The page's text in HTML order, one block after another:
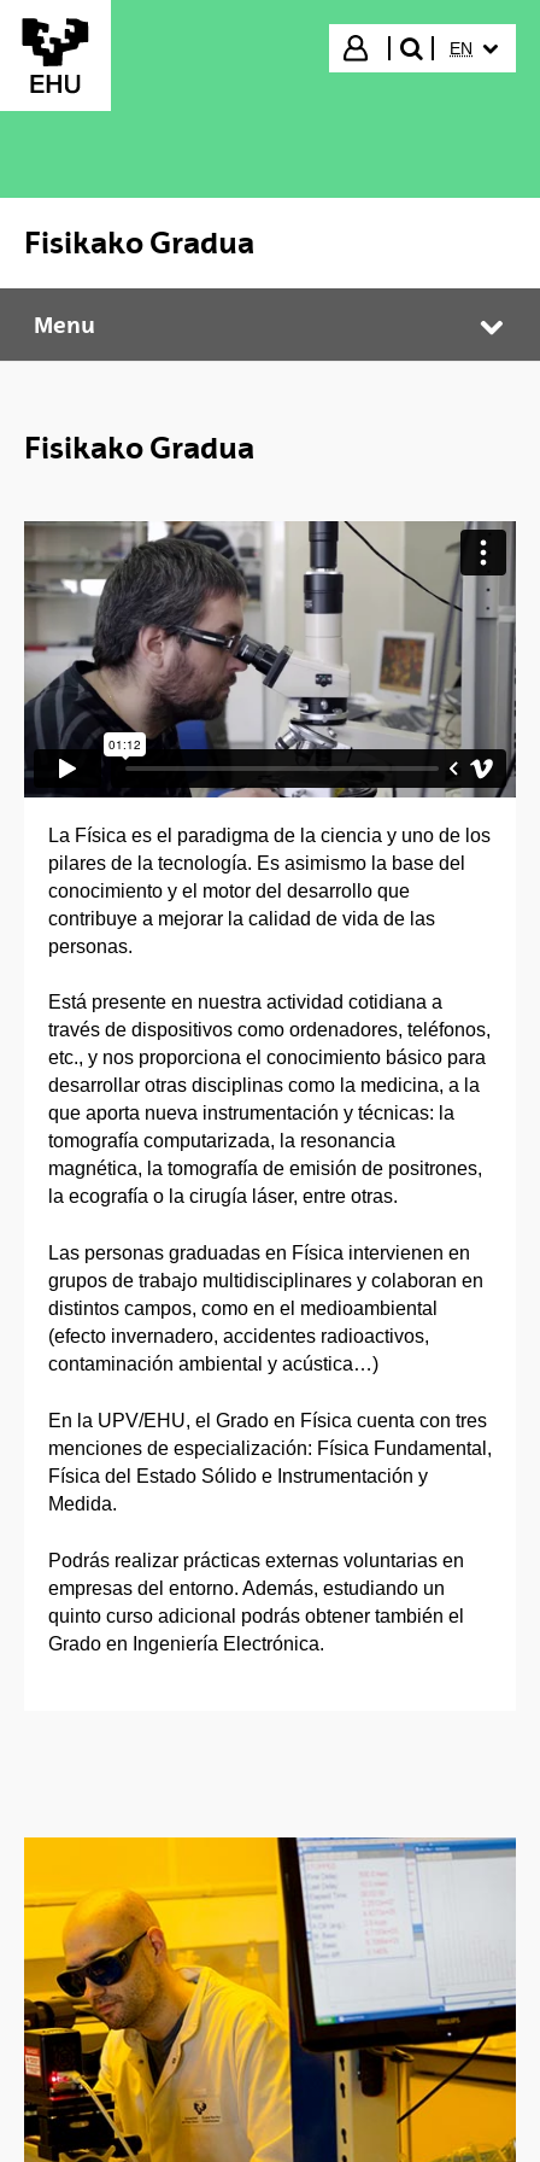
Skip to Main Content
Login
search"
EN
Fisikako Gradua
Fisikako Gradua
Menu
Fisikako Gradua
La Física es el paradigma de la ciencia y uno de los
pilares de la tecnología. Es asimismo la base del
conocimiento y el motor del desarrollo que
contribuye a mejorar la calidad de vida de las
personas.
Está presente en nuestra actividad cotidiana a
través de dispositivos como ordenadores, teléfonos,
etc., y nos proporciona el conocimiento básico para
desarrollar otras disciplinas como la medicina, a la
que aporta nueva instrumentación y técnicas: la
tomografía computarizada, la resonancia
magnética, la tomografía de emisión de positrones,
la ecografía o la cirugía láser, entre otras.
Las personas graduadas en Física intervienen en
grupos de trabajo multidisciplinares y colaboran en
distintos campos, como en el medioambiental
(efecto invernadero, accidentes radioactivos,
contaminación ambiental y acústica…)
En la UPV/EHU, el Grado en Física cuenta con tres
menciones de especialización: Física Fundamental,
Física del Estado Sólido e Instrumentación y
Medida.
Podrás realizar prácticas externas voluntarias en
empresas del entorno. Además, estudiando un
quinto curso adicional podrás obtener también el
Grado en Ingeniería Electrónica.